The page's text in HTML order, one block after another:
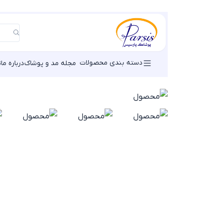
دسته بندی محصولات مجله مد و پوشاکدرباره ما